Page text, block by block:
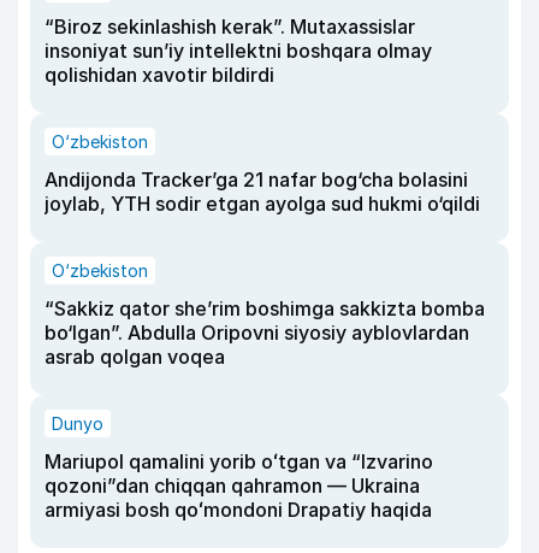
“Biroz sekinlashish kerak”. Mutaxassislar
insoniyat sun’iy intellektni boshqara olmay
qolishidan xavotir bildirdi
O‘zbekiston
Andijonda Tracker’ga 21 nafar bog‘cha bolasini
joylab, YTH sodir etgan ayolga sud hukmi o‘qildi
O‘zbekiston
“Sakkiz qator she’rim boshimga sakkizta bomba
bo‘lgan”. Abdulla Oripovni siyosiy ayblovlardan
asrab qolgan voqea
Dunyo
Mariupol qamalini yorib oʻtgan va “Izvarino
qozoni”dan chiqqan qahramon — Ukraina
armiyasi bosh qoʻmondoni Drapatiy haqida